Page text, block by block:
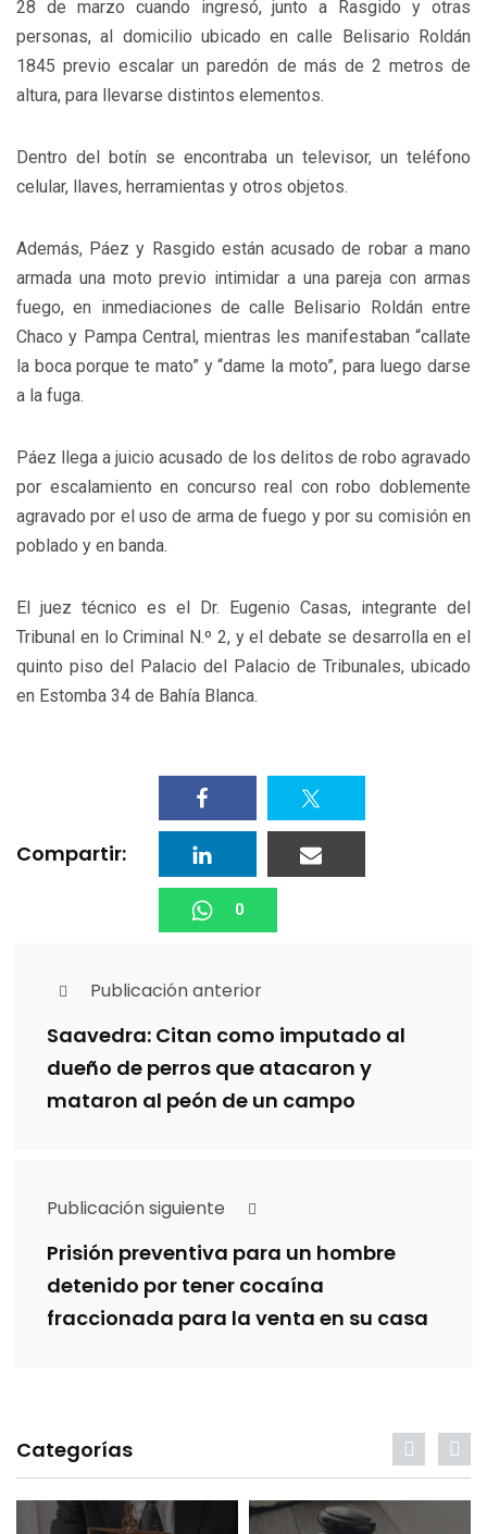
28 de marzo cuando ingresó, junto a Rasgido y otras
personas, al domicilio ubicado en calle Belisario Roldán
1845 previo escalar un paredón de más de 2 metros de
altura, para llevarse distintos elementos.
Dentro del botín se encontraba un televisor, un teléfono
celular, llaves, herramientas y otros objetos.
Además, Páez y Rasgido están acusado de robar a mano
armada una moto previo intimidar a una pareja con armas
fuego, en inmediaciones de calle Belisario Roldán entre
Chaco y Pampa Central, mientras les manifestaban “callate
la boca porque te mato” y “dame la moto”, para luego darse
a la fuga.
Páez llega a juicio acusado de los delitos de robo agravado
por escalamiento en concurso real con robo doblemente
agravado por el uso de arma de fuego y por su comisión en
poblado y en banda.
El juez técnico es el Dr. Eugenio Casas, integrante del
Tribunal en lo Criminal N.º 2, y el debate se desarrolla en el
quinto piso del Palacio del Palacio de Tribunales, ubicado
en Estomba 34 de Bahía Blanca.
Compartir:
0
Publicación anterior
Saavedra: Citan como imputado al
dueño de perros que atacaron y
mataron al peón de un campo
Publicación siguiente
Prisión preventiva para un hombre
detenido por tener cocaína
fraccionada para la venta en su casa
Categorías